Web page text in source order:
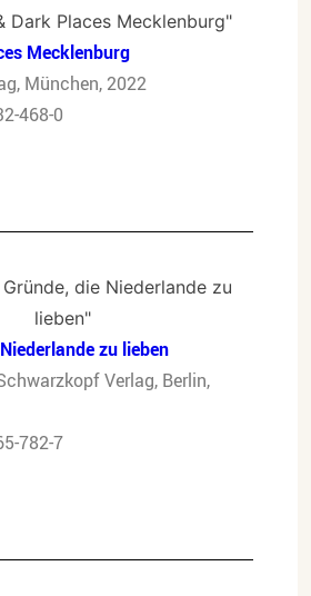
Mecklenburg
München, 2022
468-0
zu lieben
Verlag, Berlin,
782-7